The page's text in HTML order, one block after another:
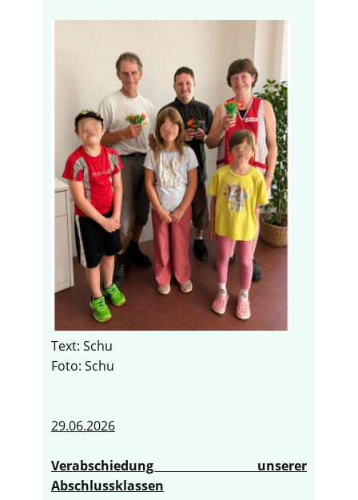
Text: Schu
Foto: Schu
29.06.2026
Verabschiedung unserer
Abschlussklassen